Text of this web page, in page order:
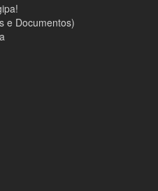
e Documentos)